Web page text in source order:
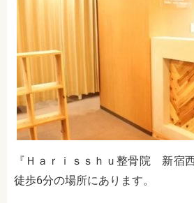
『Ｈａｒｉｓｓｈｕ整骨院 新宿
徒歩6分の場所にあります。